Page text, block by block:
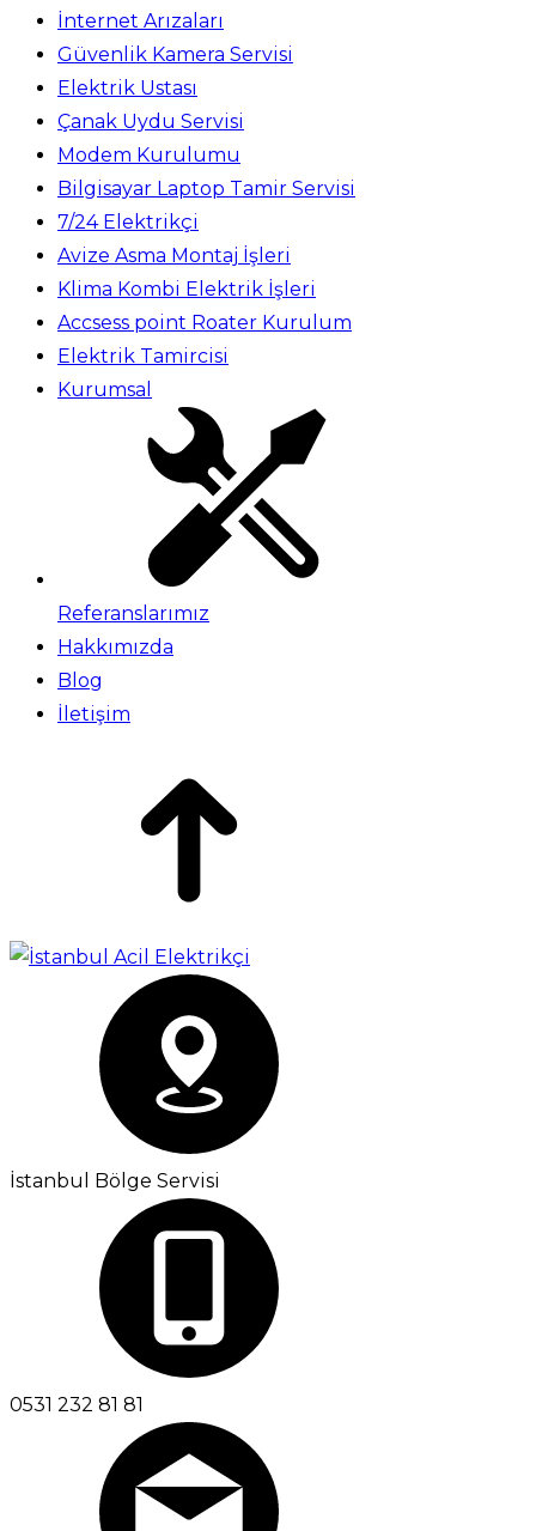
İnternet Arızaları
Güvenlik Kamera Servisi
Elektrik Ustası
Çanak Uydu Servisi
Modem Kurulumu
Bilgisayar Laptop Tamir Servisi
7/24 Elektrikçi
Avize Asma Montaj İşleri
Klima Kombi Elektrik İşleri
Accsess point Roater Kurulum
Elektrik Tamircisi
Kurumsal
Referanslarımız
Hakkımızda
Blog
İletişim
İstanbul Bölge Servisi
0531 232 81 81